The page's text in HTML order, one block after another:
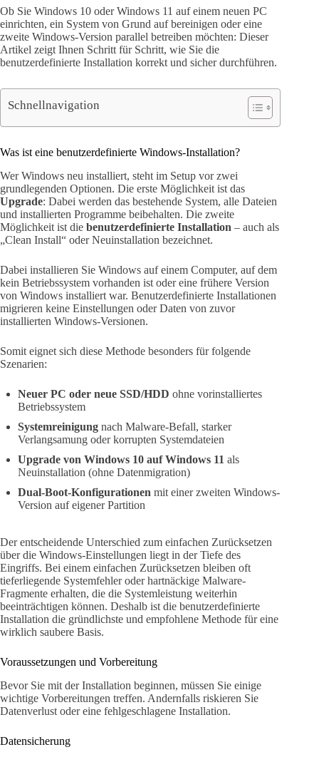
Ob Sie Windows 10 oder Windows 11 auf einem neuen PC
einrichten, ein System von Grund auf bereinigen oder eine
zweite Windows-Version parallel betreiben möchten: Dieser
Artikel zeigt Ihnen Schritt für Schritt, wie Sie die
benutzerdefinierte Installation korrekt und sicher durchführen.
Schnellnavigation
Was ist eine benutzerdefinierte Windows-Installation?
Wer Windows neu installiert, steht im Setup vor zwei
grundlegenden Optionen. Die erste Möglichkeit ist das
Upgrade: Dabei werden das bestehende System, alle Dateien
und installierten Programme beibehalten. Die zweite
Möglichkeit ist die benutzerdefinierte Installation – auch als
„Clean Install“ oder Neuinstallation bezeichnet.
Dabei installieren Sie Windows auf einem Computer, auf dem
kein Betriebssystem vorhanden ist oder eine frühere Version
von Windows installiert war. Benutzerdefinierte Installationen
migrieren keine Einstellungen oder Daten von zuvor
installierten Windows-Versionen.
Somit eignet sich diese Methode besonders für folgende
Szenarien:
Neuer PC oder neue SSD/HDD ohne vorinstalliertes
Betriebssystem
Systemreinigung nach Malware-Befall, starker
Verlangsamung oder korrupten Systemdateien
Upgrade von Windows 10 auf Windows 11 als
Neuinstallation (ohne Datenmigration)
Dual-Boot-Konfigurationen mit einer zweiten Windows-
Version auf eigener Partition
Der entscheidende Unterschied zum einfachen Zurücksetzen
über die Windows-Einstellungen liegt in der Tiefe des
Eingriffs. Bei einem einfachen Zurücksetzen bleiben oft
tieferliegende Systemfehler oder hartnäckige Malware-
Fragmente erhalten, die die Systemleistung weiterhin
beeinträchtigen können. Deshalb ist die benutzerdefinierte
Installation die gründlichste und empfohlene Methode für eine
wirklich saubere Basis.
Voraussetzungen und Vorbereitung
Bevor Sie mit der Installation beginnen, müssen Sie einige
wichtige Vorbereitungen treffen. Andernfalls riskieren Sie
Datenverlust oder eine fehlgeschlagene Installation.
Datensicherung